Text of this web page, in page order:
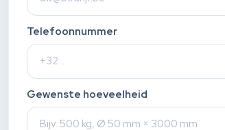
Telefoonnummer
Gewenste hoeveelheid